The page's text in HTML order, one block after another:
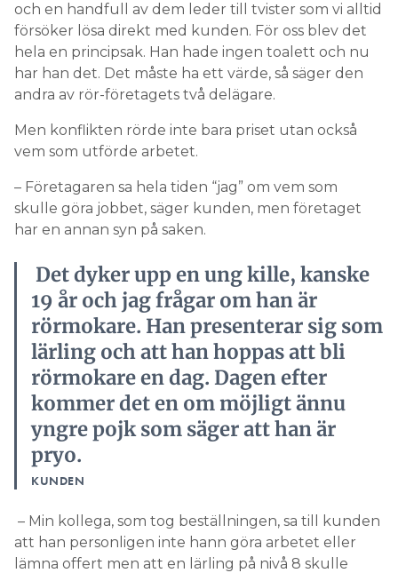
och en handfull av dem leder till tvister som vi alltid
försöker lösa direkt med kunden. För oss blev det
hela en principsak. Han hade ingen toalett och nu
har han det. Det måste ha ett värde, så säger den
andra av rör-företagets två delägare.
Men konflikten rörde inte bara priset utan också
vem som utförde arbetet.
– Företagaren sa hela tiden “jag” om vem som
skulle göra jobbet, säger kunden, men företaget
har en annan syn på saken.
Det dyker upp en ung kille, kanske
19 år och jag frågar om han är
rörmokare. Han presenterar sig som
lärling och att han hoppas att bli
rörmokare en dag. Dagen efter
kommer det en om möjligt ännu
yngre pojk som säger att han är
pryo.
KUNDEN
– Min kollega, som tog beställningen, sa till kunden
att han personligen inte hann göra arbetet eller
lämna offert men att en lärling på nivå 8 skulle